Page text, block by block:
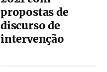
propostas de
discurso de
intervenção